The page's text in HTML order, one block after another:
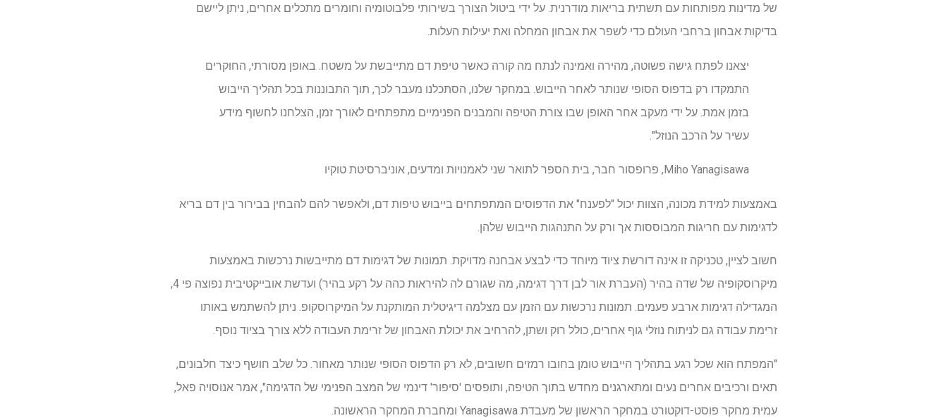
של מדינות מפותחות עם תשתית בריאות מודרנית. על ידי ביטול הצורך בשירותי פלבוטומיה וחומרים מתכלים אחרים, ניתן ליישם
בדיקות אבחון ברחבי העולם כדי לשפר את אבחון המחלה ואת יעילות העלות.
יצאנו לפתח גישה פשוטה, מהירה ואמינה לנתח מה קורה כאשר טיפת דם מתייבשת על משטח. באופן מסורתי, החוקרים
התמקדו רק בדפוס הסופי שנותר לאחר הייבוש. במחקר שלנו, הסתכלנו מעבר לכך, תוך התבוננות בכל תהליך הייבוש
בזמן אמת. על ידי מעקב אחר האופן שבו צורת הטיפה והמבנים הפנימיים מתפתחים לאורך זמן, הצלחנו לחשוף מידע
עשיר על הרכב הנוזל".
Miho Yanagisawa, פרופסור חבר, בית הספר לתואר שני לאמנויות ומדעים, אוניברסיטת טוקיו
באמצעות למידת מכונה, הצוות יכול "לפענח" את הדפוסים המתפתחים בייבוש טיפות דם, ולאפשר להם להבחין בבירור בין דם בריא
לדגימות עם חריגות המבוססות אך ורק על התנהגות הייבוש שלהן.
חשוב לציין, טכניקה זו אינה דורשת ציוד מיוחד כדי לבצע אבחנה מדויקת. תמונות של דגימות דם מתייבשות נרכשות באמצעות
מיקרוסקופיה של שדה בהיר (העברת אור לבן דרך דגימה, מה שגורם לה להיראות כהה על רקע בהיר) ועדשת אובייקטיבית נפוצה פי 4,
המגדילה דגימות ארבע פעמים. תמונות נרכשות עם הזמן עם מצלמה דיגיטלית המותקנת על המיקרוסקופ. ניתן להשתמש באותו
זרימת עבודה גם לניתוח נוזלי גוף אחרים, כולל רוק ושתן, להרחיב את יכולת האבחון של זרימת העבודה ללא צורך בציוד נוסף.
"המפתח הוא שכל רגע בתהליך הייבוש טומן בחובו רמזים חשובים, לא רק הדפוס הסופי שנותר מאחור. כל שלב חושף כיצד חלבונים,
תאים ורכיבים אחרים נעים ומתארגנים מחדש בתוך הטיפה, ותופסים 'סיפור' דינמי של המצב הפנימי של הדגימה", אמר אנוסויה פאל,
עמית מחקר פוסט-דוקטורט במחקר הראשון של מעבדת Yanagisawa ומחברת המחקר הראשונה.